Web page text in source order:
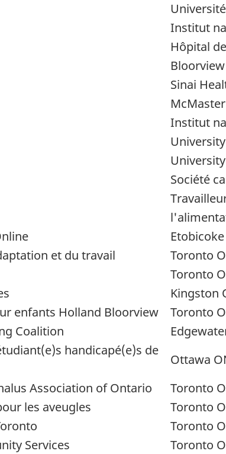
Institut
Hôpital
Bloorview
Sinai
Institut
Société
et du travail
Toronto
Toronto
Kingston
enfants Holland Bloorview
Toronto
Coalition
handicapé(e)s de
Ottawa
Association of Ontario
Toronto
les aveugles
Toronto
Toronto
Services
Toronto